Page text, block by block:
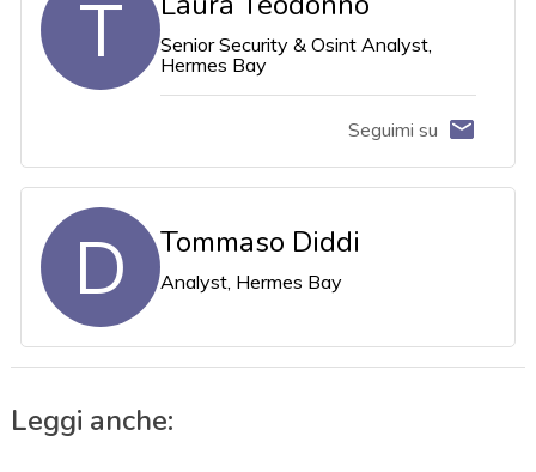
T
Senior Security & Osint Analyst,
Hermes Bay
Seguimi su
D Tommaso Diddi
Analyst, Hermes Bay
Leggi anche: